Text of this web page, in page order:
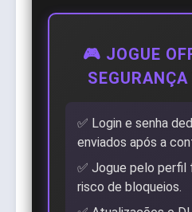
🎮 JOGUE
✅ Login e senha
enviados após a
✅ Jogue pelo perfil
risco de bloqueios.